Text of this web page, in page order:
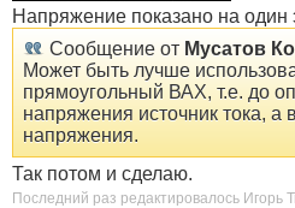
Напряжение показано на один
Сообщение от Мусатов
Может быть лучше
прямоугольный ВАХ, т.е. до
напряжения источник тока, а
напряжения.
Так потом и сделаю.
Последний раз редактировалось Игорь